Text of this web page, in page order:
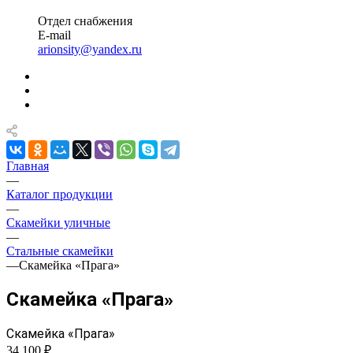
Отдел снабжения
E-mail
arionsity@yandex.ru
Главная
—
Каталог продукции
—
Скамейки уличные
—
Стальные скамейки
—Скамейка «Прага»
Скамейка «Прага»
Скамейка «Прага»
34 100 ₽